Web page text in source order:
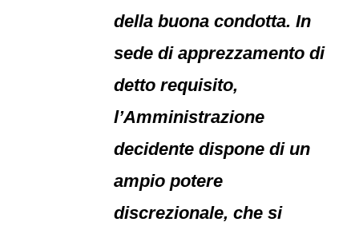
della buona condotta. In
sede di apprezzamento di
detto requisito,
l’Amministrazione
decidente dispone di un
ampio potere
discrezionale, che si